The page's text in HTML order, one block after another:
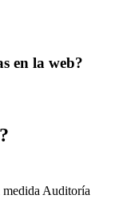
en la web?
Auditoría